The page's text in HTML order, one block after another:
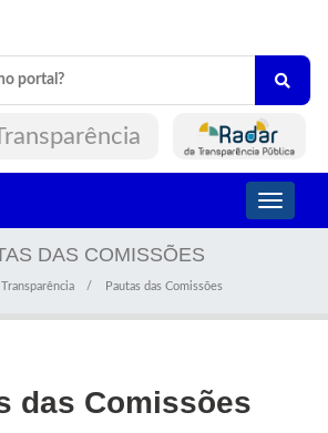
Toggle
DAS COMISSÕES
Transparência Pautas das Comissões
das Comissões